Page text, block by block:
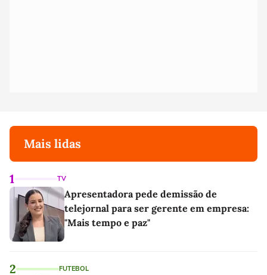
Mais lidas
1 TV
Apresentadora pede demissão de
telejornal para ser gerente em empresa:
"Mais tempo e paz"
2 FUTEBOL